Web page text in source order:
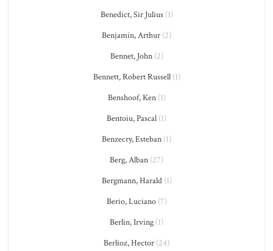
Benedict, Sir Julius(1)
Benjamin, Arthur (2)
Bennet, John(2)
Bennett, Robert Russell(1)
Benshoof, Ken(1)
Bentoiu, Pascal (1)
Benzecry, Esteban (1)
Berg, Alban (27)
Bergmann, Harald(1)
Berio, Luciano(7)
Berlin, Irving (1)
Berlioz, Hector (24)